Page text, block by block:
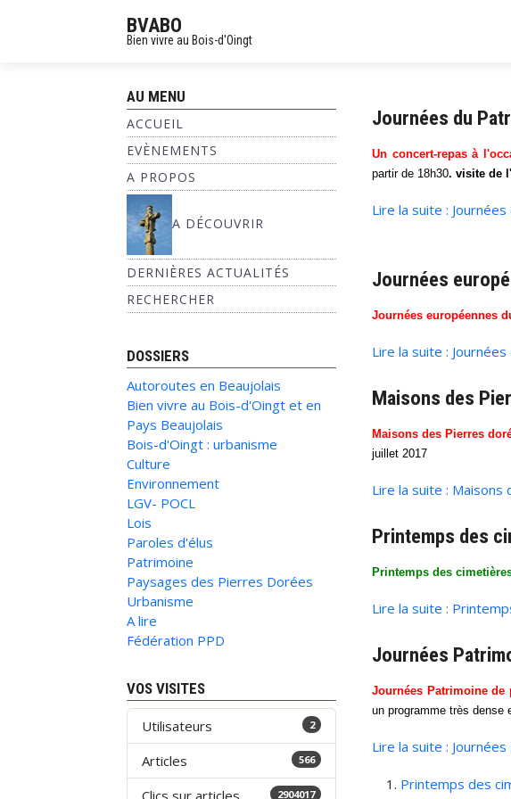
BVABO
Bien vivre au Bois-d'Oingt
AU MENU
ACCUEIL
EVÈNEMENTS
A PROPOS
A DÉCOUVRIR
DERNIÈRES ACTUALITÉS
RECHERCHER
DOSSIERS
Autoroutes en Beaujolais
Bien vivre au Bois-d'Oingt et en
Pays Beaujolais
Bois-d'Oingt : urbanisme
Culture
Environnement
LGV- POCL
Lois
Paroles d'élus
Patrimoine
Paysages des Pierres Dorées
Urbanisme
A lire
Fédération PPD
VOS VISITES
Utilisateurs 2
Articles 566
Clics sur articles 2904017
Journées du
Un concert-repas à
partir de 18h30. visite de
Lire la suite :
Journées
Journées européennes
Lire la suite :
Maisons des
Maisons des Pierres
juillet 2017
Lire la suite :
Printemps des
Printemps des
Lire la suite :
Journées
Journées Patrimoine de
un programme très dense
Lire la suite :
Printemps des